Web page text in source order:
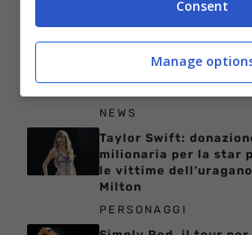
Ha tenuto il figlio
vita in casa per due
NEWS
Taylor Swift:
milionaria per la star
le vittime dell’uragano
Milton
PERSONAGGI
Consent
Manage